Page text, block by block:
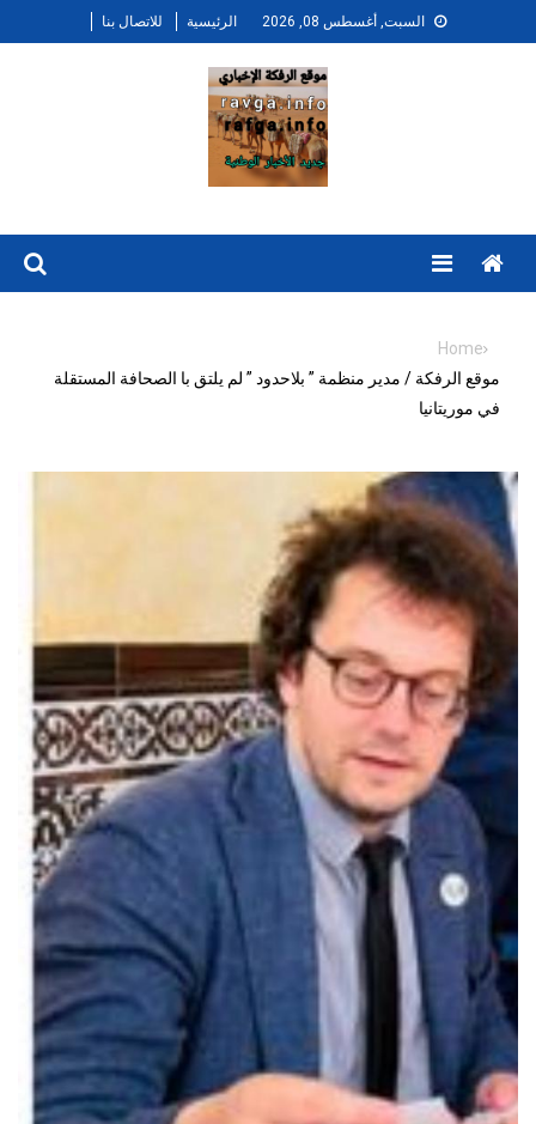
to
السبت, أغسطس 08, 2026 الرئيسية للاتصال بنا
Menu
Home
موقع الرفكة / مدير منظمة ” بلاحدود ” لم يلتق با الصحافة المستقلة
في موريتانيا